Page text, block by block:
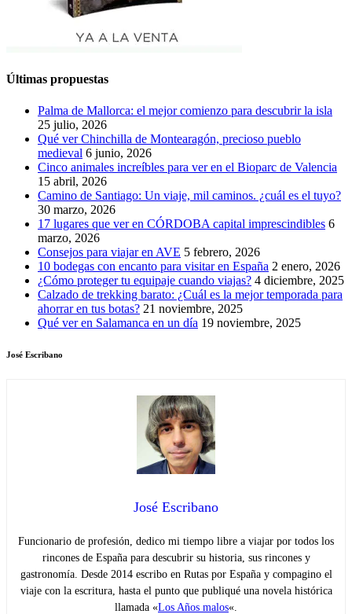
Últimas propuestas
Palma de Mallorca: el mejor comienzo para descubrir la isla
25 julio, 2026
Qué ver Chinchilla de Montearagón, precioso pueblo
medieval 6 junio, 2026
Cinco animales increíbles para ver en el Bioparc de Valencia
15 abril, 2026
Camino de Santiago: Un viaje, mil caminos. ¿cuál es el tuyo?
30 marzo, 2026
17 lugares que ver en CÓRDOBA capital imprescindibles 6
marzo, 2026
Consejos para viajar en AVE 5 febrero, 2026
10 bodegas con encanto para visitar en España 2 enero, 2026
¿Cómo proteger tu equipaje cuando viajas? 4 diciembre, 2025
Calzado de trekking barato: ¿Cuál es la mejor temporada para
ahorrar en tus botas? 21 noviembre, 2025
Qué ver en Salamanca en un día 19 noviembre, 2025
José Escribano
José Escribano
Funcionario de profesión, dedico mi tiempo libre a viajar por todos los
rincones de España para descubrir su historia, sus rincones y
gastronomía. Desde 2014 escribo en Rutas por España y compagino el
viaje con la escritura, hasta el punto que publiqué una novela histórica
llamada «Los Años malos«.